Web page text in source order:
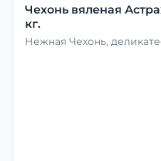
Чехонь вяленая
кг.
Нежная Чехонь,